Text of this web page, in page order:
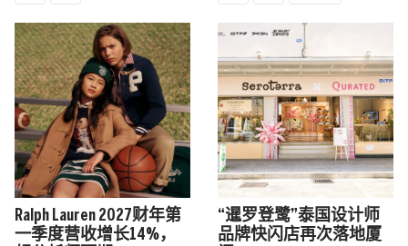
Ralph Lauren 2027财年第
一季度营收增长14%，
“暹罗登鹭”泰国设计师
品牌快闪店再次落地厦